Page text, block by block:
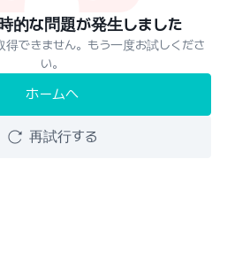
的な問題が発生しました
得できません。もう一度お試しくださ
い。
ホームへ
再試行する